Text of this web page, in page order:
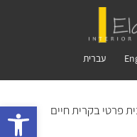
עברית
פרטי בקרית חיים